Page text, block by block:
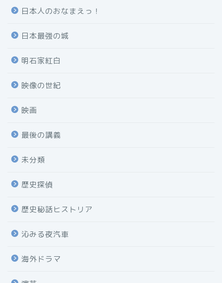
日本人のおなまえっ！
日本最強の城
明石家紅白
映像の世紀
映画
最後の講義
未分類
歴史探偵
歴史秘話ヒストリア
沁みる夜汽車
海外ドラマ